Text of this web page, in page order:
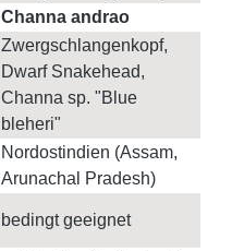
Channa andrao
Zwergschlangenkopf,
Dwarf Snakehead,
Channa sp. "Blue
bleheri"
Nordostindien (Assam,
Arunachal Pradesh)
bedingt geeignet